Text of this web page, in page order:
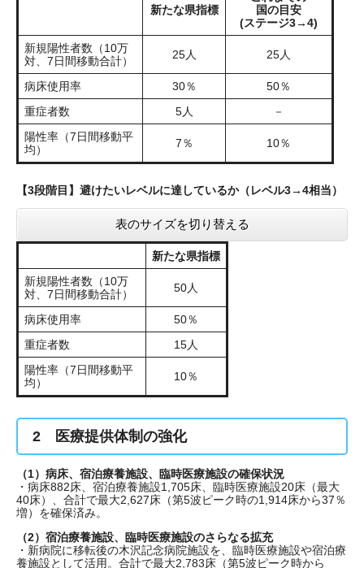
新たな県指標
国の目安
(ステージ3→4)
新規陽性者数（10万
対、7日間移動合計）
25人 25人
病床使用率 30％
50％
重症者数
5人
－
陽性率（7日間移動平
均）
7％ 10％
【3段階目】避けたいレベルに達しているか（レベル3→4相当）
表のサイズを切り替える
新たな県指標
新規陽性者数（10万
対、7日間移動合計）
50人
病床使用率
50％
重症者数
15人
陽性率（7日間移動平
均）
10％
2 医療提供体制の強化
（1）病床、宿泊療養施設、臨時医療施設の確保状況
・病床882床、宿泊療養施設1,705床、臨時医療施設20床（最大
40床）、合計で最大2,627床（第5波ピーク時の1,914床から37％
増）を確保済み。
（2）宿泊療養施設、臨時医療施設のさらなる拡充
・新病院に移転後の木沢記念病院施設を、臨時医療施設や宿泊療
養施設として活用。合計で最大2,783床（第5波ピーク時から